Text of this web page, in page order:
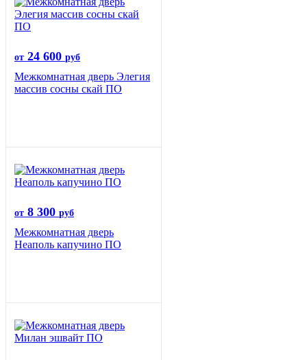
от 24 600 руб
Межкомнатная дверь Элегия
массив сосны скай ПО
от 8 300 руб
Межкомнатная дверь
Неаполь капучино ПО